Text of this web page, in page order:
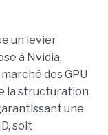
un levier
à Nvidia,
des GPU
la structuration
une
soit